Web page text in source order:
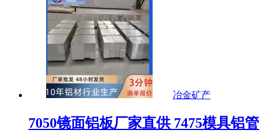
冶金矿产
7050镜面铝板厂家直供 7475模具铝管